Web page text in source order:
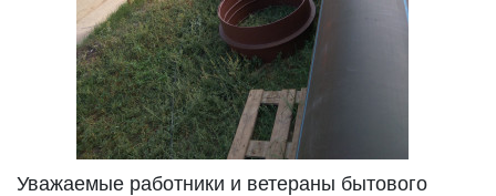
Уважаемые работники и ветераны бытового